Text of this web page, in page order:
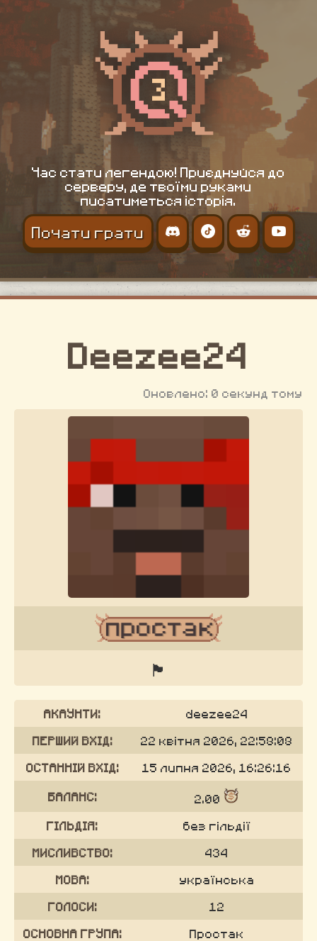
Час стати легендою! Приєднуйся до
серверу, де твоїми руками
писатиметься історія.
Почати грати
Deezee24
Оновлено: 0 секунд тому
🏴
АКАУНТИ: deezee24
ПЕРШИЙ ВХІД: 22 квітня 2026, 22:58:08
ОСТАННІЙ ВХІД: 15 липня 2026, 16:26:16
БАЛАНС: 2.00
ГІЛЬДІЯ: без гільдії
МИСЛИВСТВО: 434
МОВА: українська
ГОЛОСИ: 12
ОСНОВНА ГРУПА: Простак